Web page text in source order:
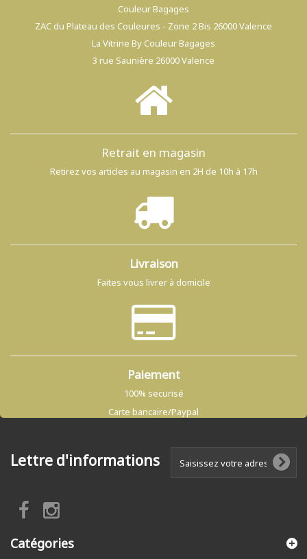
Couleur Bagages
ZAC du Plateau des Couleures - Zone 2 Bis 26000 Valence
La Vitrine By Couleur Bagages
3 rue Saunière 26000 Valence
Retrait en magasin
Retirez vos articles au magasin en 2H de 10h à 17h
Livraison
Faites vous livrer à domicile
Paiement
100% securisé
Carte bancaire/Paypal
Lettre d'informations
Catégories